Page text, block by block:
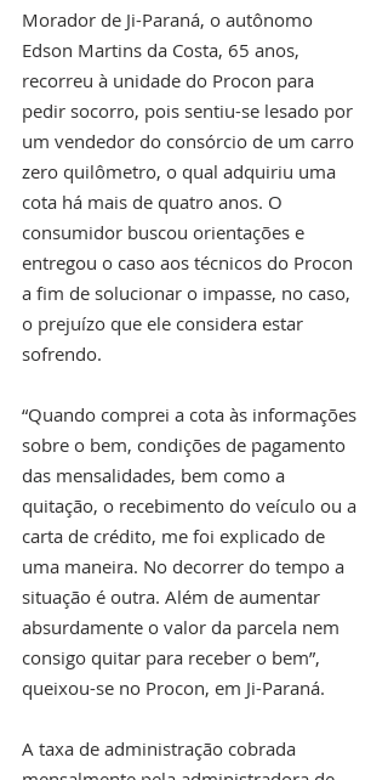
Morador de Ji-Paraná, o autônomo
Edson Martins da Costa, 65 anos,
recorreu à unidade do Procon para
pedir socorro, pois sentiu-se lesado por
um vendedor do consórcio de um carro
zero quilômetro, o qual adquiriu uma
cota há mais de quatro anos. O
consumidor buscou orientações e
entregou o caso aos técnicos do Procon
a fim de solucionar o impasse, no caso,
o prejuízo que ele considera estar
sofrendo.
“Quando comprei a cota às informações
sobre o bem, condições de pagamento
das mensalidades, bem como a
quitação, o recebimento do veículo ou a
carta de crédito, me foi explicado de
uma maneira. No decorrer do tempo a
situação é outra. Além de aumentar
absurdamente o valor da parcela nem
consigo quitar para receber o bem”,
queixou-se no Procon, em Ji-Paraná.
A taxa de administração cobrada